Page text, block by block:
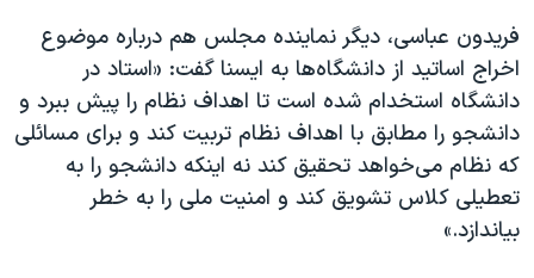
فریدون عباسی، دیگر نماینده مجلس هم درباره موضوع
اخراج اساتید از دانشگاه‌ها به ایسنا گفت: «استاد در
دانشگاه استخدام شده است تا اهداف نظام را پیش ببرد و
دانشجو را مطابق با اهداف نظام تربیت کند و برای مسائلی
که نظام می‌خواهد تحقیق کند نه اینکه دانشجو را به
تعطیلی کلاس تشویق کند و امنیت ملی را به خطر
بیاندازد.»